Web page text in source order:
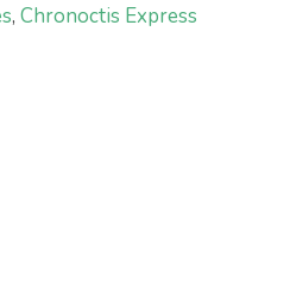
, Chronoctis Express